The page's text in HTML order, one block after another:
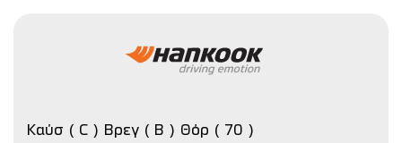
Καύσ ( C ) Βρεγ ( B ) Θόρ ( 70 )